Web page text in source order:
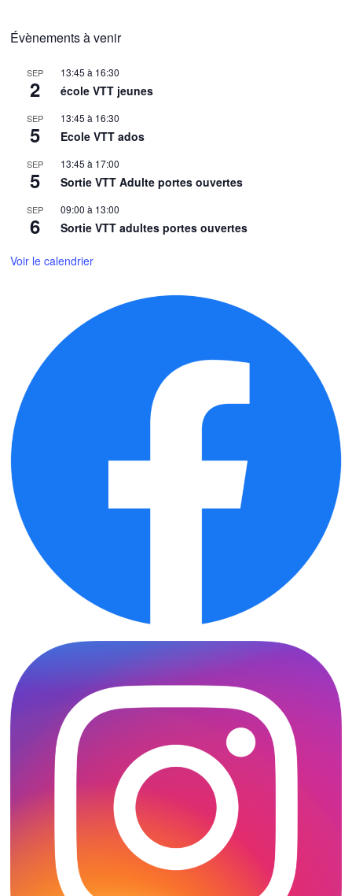
Évènements à venir
SEP
2
13:45 à 16:30
école VTT jeunes
SEP
5
13:45 à 16:30
Ecole VTT ados
SEP
5
13:45 à 17:00
Sortie VTT Adulte portes ouvertes
SEP
6
09:00 à 13:00
Sortie VTT adultes portes ouvertes
Voir le calendrier